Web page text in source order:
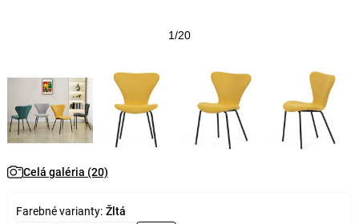
1/20
Celá galéria (20)
Farebné varianty: Žltá